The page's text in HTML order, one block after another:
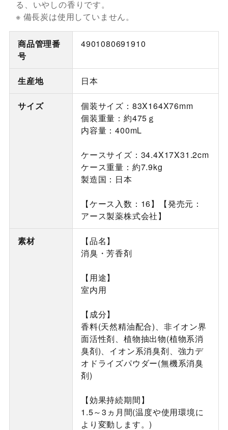
る、いやしの香りです。
※ 備長炭は使用していません。
商品管理番
号
4901080691910
生産地 日本
サイズ
個装サイズ：83X164X76mm
個装重量：約475ｇ
内容量：400mL
ケースサイズ：34.4X17X31.2cm
ケース重量：約7.9kg
製造国：日本
【ケース入数：16】【発売元：
アース製薬株式会社】
素材
【品名】
消臭・芳香剤
【用途】
室内用
【成分】
香料(天然精油配合)、非イオン界
面活性剤、植物抽出物(植物系消
臭剤)、イオン系消臭剤、強力デ
オドライズパウダー(無機系消臭
剤)
【効果持続期間】
1.5～3ヵ月間(温度や使用環境に
より変動します。)